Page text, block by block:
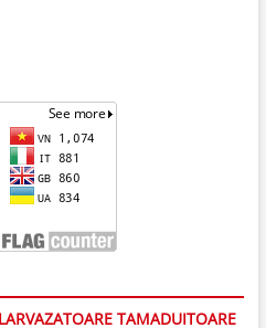
TAMADUITOARE